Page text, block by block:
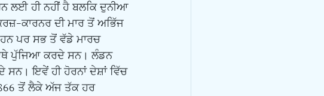
ਲਈ ਹੀ ਨਹੀਂ ਹੈ ਬਲਕਿ ਦੁਨੀਆ
ਕਾਰਨਰ ਦੀ ਮਾਰ ਤੋਂ ਅਭਿੱਜ
ਪਰ ਸਭ ਤੋਂ ਵੱਡੇ ਮਾਰਚ
ਪੁੱਜਿਆ ਕਰਦੇ ਸਨ। ਲੰਡਨ
ਇਵੇਂ ਹੀ ਹੋਰਨਾਂ ਦੇਸ਼ਾਂ ਵਿੱਚ
ਤੋਂ ਲੈਕੇ ਅੱਜ ਤੱਕ ਹਰ